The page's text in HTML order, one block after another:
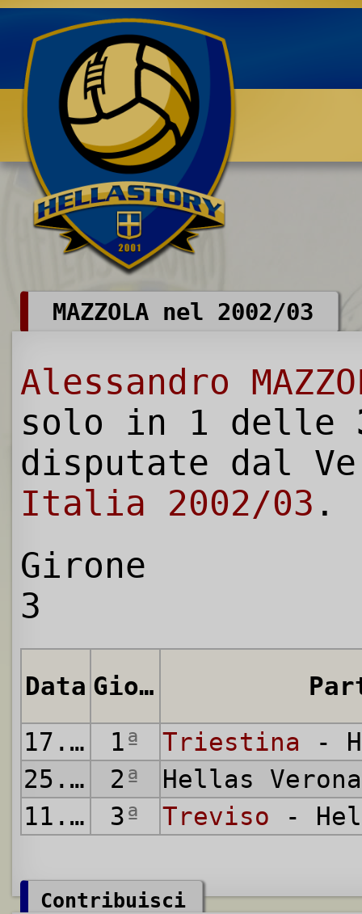
Benvenuti su HELLASTORY.net
MAZZOLA nel 2002/03
Alessandro
solo in 1 delle
disputate dal
Italia 2002/03 .
Girone
3
Data Giornata
17.08.2002
1ª Triestina -
25.08.2002
2ª
Hellas
11.09.2002
3ª Treviso -
Contribuisci